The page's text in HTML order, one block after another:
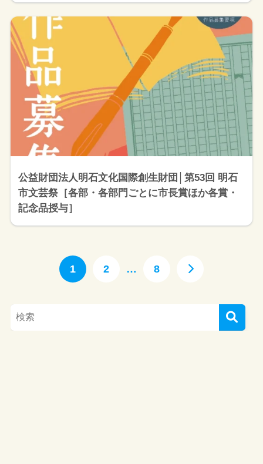
公益財団法人明石文化国際創生財団│第53回 明石
市文芸祭［各部・各部門ごとに市長賞ほか各賞・
記念品授与］
1 2 … 8